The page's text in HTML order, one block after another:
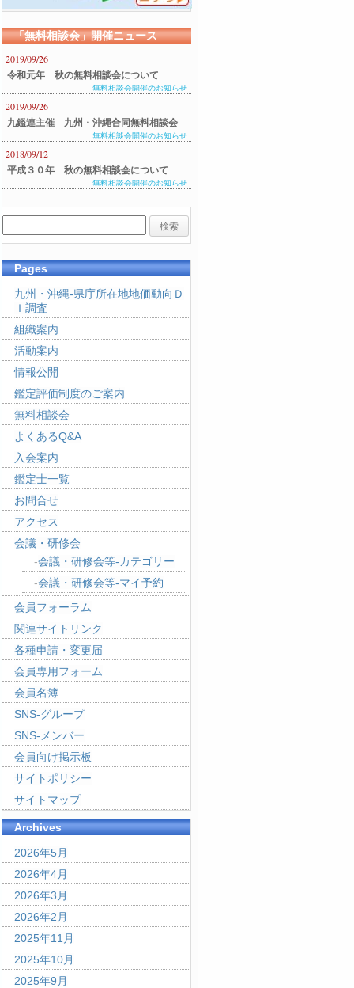
「無料相談会」開催ニュース
2019/09/26
令和元年 秋の無料相談会について
無料相談会開催のお知らせ
2019/09/26
九鑑連主催 九州・沖縄合同無料相談会
のご案内
無料相談会開催のお知らせ
2018/09/12
平成３０年 秋の無料相談会について
無料相談会開催のお知らせ
Pages
九州・沖縄-県庁所在地地価動向Ｄ
Ｉ調査
組織案内
活動案内
情報公開
鑑定評価制度のご案内
無料相談会
よくあるQ&A
入会案内
鑑定士一覧
お問合せ
アクセス
会議・研修会
会議・研修会等-カテゴリー
会議・研修会等-マイ予約
会員フォーラム
関連サイトリンク
各種申請・変更届
会員専用フォーム
会員名簿
SNS-グループ
SNS-メンバー
会員向け掲示板
サイトポリシー
サイトマップ
Archives
2026年5月
2026年4月
2026年3月
2026年2月
2025年11月
2025年10月
2025年9月